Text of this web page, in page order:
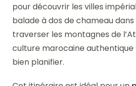
pour découvrir les villes
balade à dos de chameau
traverser les montagnes de
culture marocaine authentique
bien planifier.